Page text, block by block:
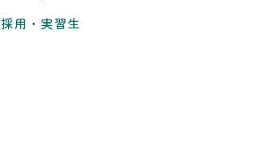
採用・実習生